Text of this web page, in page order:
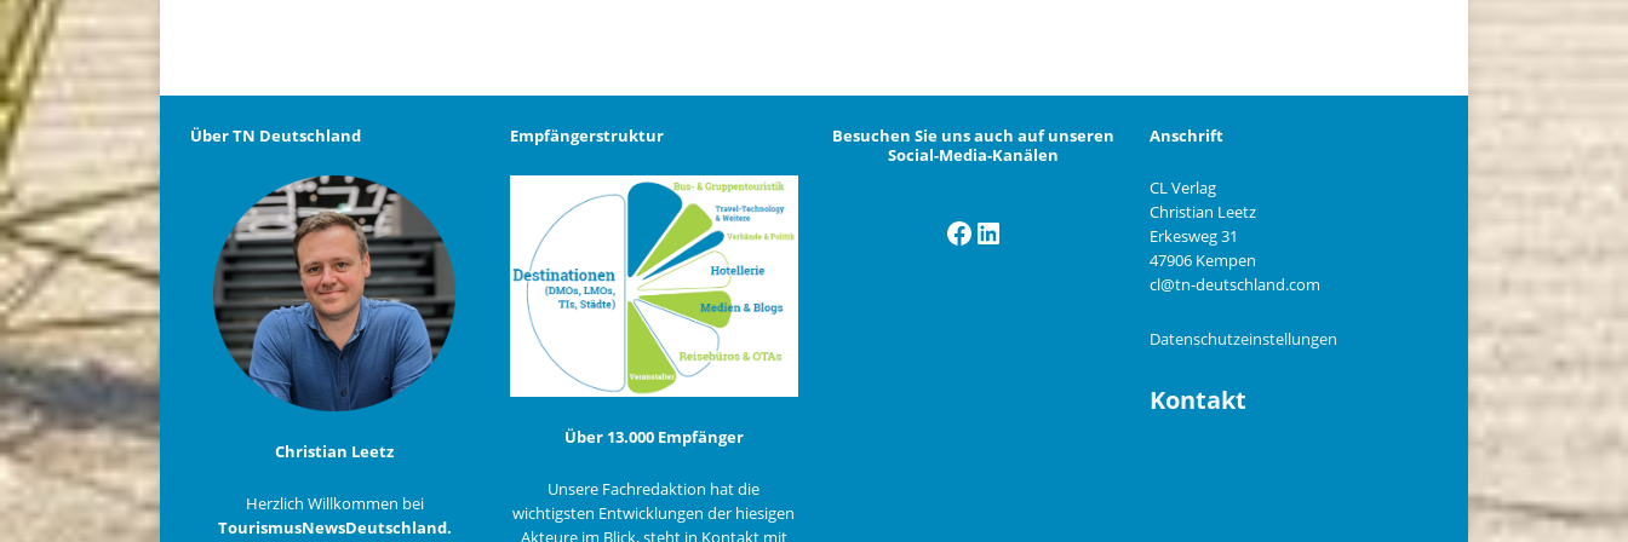
Über TN Deutschland
Christian Leetz
Herzlich Willkommen bei
TourismusNewsDeutschland.
Empfängerstruktur
Über 13.000 Empfänger
Unsere Fachredaktion hat die
wichtigsten Entwicklungen der hiesigen
Akteure im Blick, steht in Kontakt mit
Besuchen Sie uns auch auf unseren
Social-Media-Kanälen
Facebook
LinkedIn
Anschrift
CL Verlag
Christian Leetz
Erkesweg 31
47906 Kempen
cl@tn-deutschland.com
Datenschutzeinstellungen
Kontakt